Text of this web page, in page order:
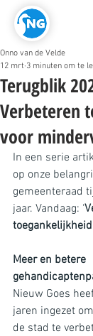
Terugblik
Verbeteren
voor
Onno van de Velde
12 mrt 3 minuten om te
In een serie
op onze
gemeenteraad
jaar. Vandaag: ‘
Meer en betere
Nieuw Goes
jaren ingezet
de stad te